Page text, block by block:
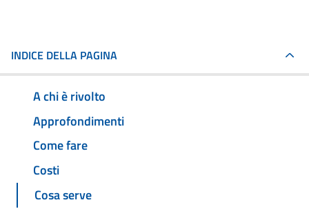
INDICE DELLA PAGINA
A chi è rivolto
Approfondimenti
Come fare
Costi
Cosa serve